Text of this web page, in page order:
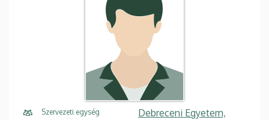
Szervezeti egység
Debreceni Egyetem,